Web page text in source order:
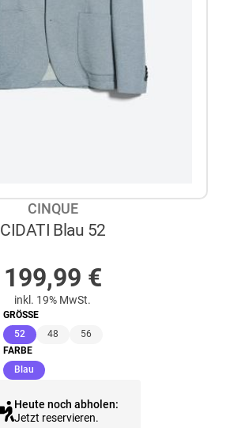
CINQUE
CIDATI Blau 52
199,99 €
inkl. 19% MwSt.
GRÖSSE
52(ausgewählt)
48
56
FARBE
Blau(ausgewählt)
Heute noch abholen:
Jetzt reservieren.